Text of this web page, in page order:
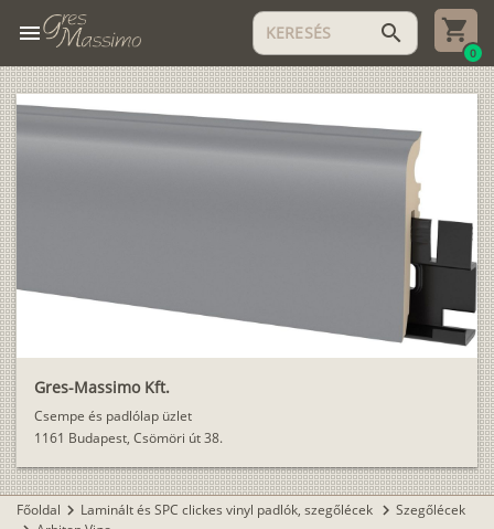
menu search
0
Gres-Massimo Kft.
Csempe és padlólap üzlet
1161 Budapest, Csömöri út 38.
Főoldal chevron_right Laminált és SPC clickes vinyl padlók, szegőlécek chevron_right Szegőlécek